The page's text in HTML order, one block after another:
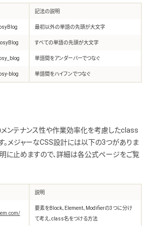
記法の説明
最初以外の単語の先頭が大文字
すべての単語の先頭が大文字
単語間をアンダーバーでつなぐ
blog 単語間をハイフンでつなぐ
メンテナンス性や作業効率化を考慮したclass
メジャーなCSS設計には以下の3つがありま
に止めますので、詳細は各公式ページをご覧
説明
要素をBlock、Element、Modifierの3つに分け
て考え、class名をつける方法